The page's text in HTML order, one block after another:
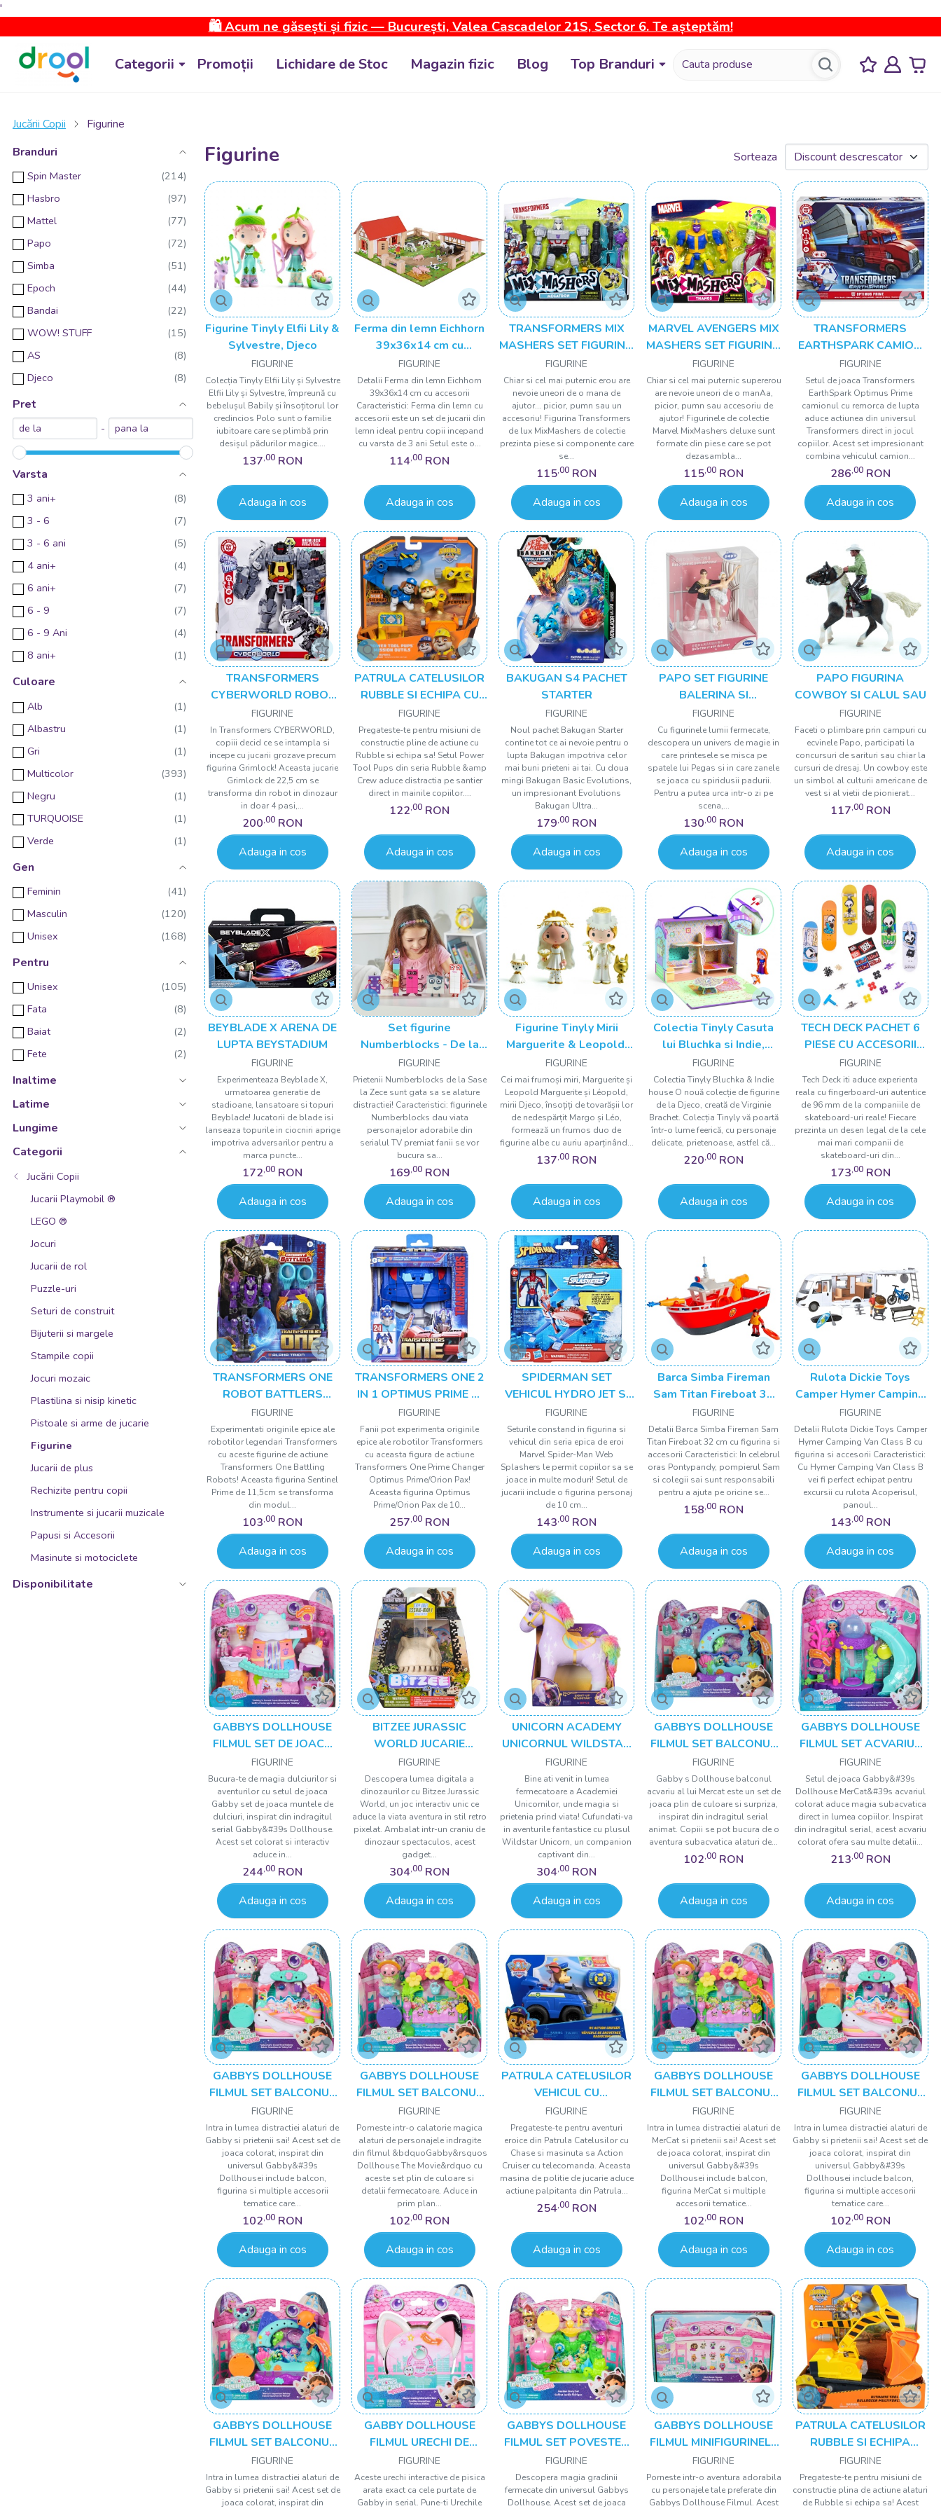
'
🛍️ Acum ne găsești și fizic — București, Valea Cascadelor 21S, Sector 6. Te așteptăm!
Categorii Promoții Lichidare de Stoc Magazin fizic Blog Top Branduri
Jucării Copii
Figurine
Branduri
Spin Master
Hasbro
Mattel
Papo
Simba
Epoch
Bandai
WOW! STUFF
AS
Djeco
Hape
Bruder
Hand2Mind
Pret
-
Varsta
3 ani+
3 - 6
3 - 6 ani
4 ani+
6 ani+
6 - 9
6 - 9 Ani
8 ani+
Culoare
Alb
Albastru
Gri
Multicolor
Negru
TURQUOISE
Verde
Gen
Feminin
Masculin
Unisex
Pentru
Unisex
Fata
Baiat
Fete
Inaltime
Latime
Lungime
Categorii
Jucării Copii
Jucarii Playmobil ®
LEGO ®
Jocuri
Jucarii de rol
Puzzle-uri
Seturi de construit
Bijuterii si margele
Stampile copii
Jocuri mozaic
Plastilina si nisip kinetic
Pistoale si arme de jucarie
Figurine
Jucarii de plus
Rechizite pentru copii
Instrumente si jucarii muzicale
Papusi si Accesorii
Masinute si motociclete
Disponibilitate
Figurine Sorteaza
Figurine Tinyly Elfii Lily &
Sylvestre, Djeco
FIGURINE
Colecția Tinyly Elfii Lily și Sylvestre
Elfii Lily și Sylvestre, împreună cu
bebelușul Babily și însoțitorul lor
credincios Polo sunt o familie
iubitoare care se plimbă prin
desișul pădurilor magice....
137,00 RON
Adauga in cos
Ferma din lemn Eichhorn
39x36x14 cm cu
accesorii
FIGURINE
Detalii Ferma din lemn Eichhorn
39x36x14 cm cu accesorii
Caracteristici: Ferma din lemn cu
accesorii este un set de jucarii din
lemn ideal pentru copii incepand
cu varsta de 3 ani Setul este o...
114,00 RON
Adauga in cos
TRANSFORMERS MIX
MASHERS SET FIGURINA
MEGATRON 12CM SI
ACCESORII
FIGURINE
Chiar si cel mai puternic erou are
nevoie uneori de o mana de
ajutor... picior, pumn sau un
accesoriu! Figurina Transformers
de lux MixMashers de colectie
prezinta piese si componente care
se...
115,00 RON
Adauga in cos
MARVEL AVENGERS MIX
MASHERS SET FIGURINA
THANOS 12CM SI
ACCESORII
FIGURINE
Chiar si cel mai puternic supererou
are nevoie uneori de o manAa,
picior, pumn sau accesoriu de
ajutor! Figurinele de colectie
Marvel MixMashers deluxe sunt
formate din piese care se pot
dezasambla...
115,00 RON
Adauga in cos
TRANSFORMERS
EARTHSPARK CAMION
CU REMORCA DE LUPTA
OPTIMUS PRIME
FIGURINE
Setul de joaca Transformers
EarthSpark Optimus Prime
camionul cu remorca de lupta
aduce actiunea din universul
Transformers direct in jocul
copiilor. Acest set impresionant
combina vehiculul camion...
286,00 RON
Adauga in cos
TRANSFORMERS
CYBERWORLD ROBOT
GRIMLOCK
TRANSFORMABIL IN
DINOZAUR
FIGURINE
In Transformers CYBERWORLD,
copiii decid ce se intampla si
incepe cu jucarii grozave precum
figurina Grimlock! Aceasta jucarie
Grimlock de 22,5 cm se
transforma din robot in dinozaur
in doar 4 pasi,...
200,00 RON
Adauga in cos
PATRULA CATELUSILOR
RUBBLE SI ECHIPA CU
UNELTE DE PUTERE IN
MISIUNE
FIGURINE
Pregateste-te pentru misiuni de
constructie pline de actiune cu
Rubble si echipa sa! Setul Power
Tool Pups din seria Rubble &amp
Crew aduce distractia pe santier
direct in mainile copiilor....
122,00 RON
Adauga in cos
BAKUGAN S4 PACHET
STARTER
FIGURINE
Noul pachet Bakugan Starter
contine tot ce ai nevoie pentru o
lupta Bakugan impotriva celor
mai buni prieteni ai tai. Cu doua
mingi Bakugan Basic Evolutions,
un impresionant Evolutions
Bakugan Ultra...
179,00 RON
Adauga in cos
PAPO SET FIGURINE
BALERINA SI
PARTENERUL EI
FIGURINE
Cu figurinele lumii fermecate,
descopera un univers de magie in
care printesele se misca pe
spatele lui Pegas si in care zanele
se joaca cu spiridusii padurii.
Pentru a putea urca intr-o zi pe
scena,...
130,00 RON
Adauga in cos
PAPO FIGURINA
COWBOY SI CALUL SAU
FIGURINE
Faceti o plimbare prin campuri cu
ecvinele Papo, participati la
concursuri de sarituri sau chiar la
cursuri de dresaj. Un cowboy este
un simbol al culturii americane de
vest si al vietii de pionierat...
117,00 RON
Adauga in cos
BEYBLADE X ARENA DE
LUPTA BEYSTADIUM
FIGURINE
Experimenteaza Beyblade X,
urmatoarea generatie de
stadioane, lansatoare si topuri
Beyblade! Jucatorii de blade isi
lanseaza topurile in ciocniri aprige
impotriva adversarilor pentru a
marca puncte...
172,00 RON
Adauga in cos
Set figurine
Numberblocks - De la
Sase la Zece
FIGURINE
Prietenii Numberblocks de la Sase
la Zece sunt gata sa se alature
distractiei! Caracteristici: figurinele
Numberblocks dau viata
personajelor adorabile din
serialul TV premiat fanii se vor
bucura sa...
169,00 RON
Adauga in cos
Figurine Tinyly Mirii
Marguerite & Leopold,
Djeco
FIGURINE
Cei mai frumoși miri, Marguerite și
Leopold Marguerite și Léopold,
mirii Djeco, însoțiți de tovarășii lor
de nedespărțit Margo și Léo,
formează un frumos duo de
figurine albe cu auriu aparținând...
137,00 RON
Adauga in cos
Colectia Tinyly Casuta
lui Bluchka si Indie,
Djeco
FIGURINE
Colectia Tinyly Bluchka & Indie
house O nouă colecție de figurine
de la Djeco, creată de Virginie
Brachet. Colecția Tinyly vă poartă
într-o lume feerică, cu personaje
delicate, prietenoase, astfel că...
220,00 RON
Adauga in cos
TECH DECK PACHET 6
PIESE CU ACCESORII
FINGERBOARD BLIND
FIGURINE
Tech Deck iti aduce experienta
reala cu fingerboard-uri autentice
de 96 mm de la companiile de
skateboard-uri reale! Fiecare
prezinta un desen legal de la cele
mai mari companii de
skateboard-uri din...
173,00 RON
Adauga in cos
TRANSFORMERS ONE
ROBOT BATTLERS
FIGURINA ALPHA TRION
11.5CM
FIGURINE
Experimentati originile epice ale
robotilor legendari Transformers
cu aceste figurine de actiune
Transformers One Battling
Robots! Aceasta figurina Sentinel
Prime de 11,5cm se transforma
din modul...
103,00 RON
Adauga in cos
TRANSFORMERS ONE 2
IN 1 OPTIMUS PRIME SI
MASCA
FIGURINE
Fanii pot experimenta originile
epice ale robotilor Transformers
cu aceasta figura de actiune
Transformers One Prime Changer
Optimus Prime/Orion Pax!
Aceasta figurina Optimus
Prime/Orion Pax de 10...
257,00 RON
Adauga in cos
SPIDERMAN SET
VEHICUL HYDRO JET SI
FIGURINA SPIDER MAN
10CM
FIGURINE
Seturile constand in figurina si
vehicul din seria epica de eroi
Marvel Spider-Man Web
Splashers le permit copiilor sa se
joace in multe moduri! Setul de
jucarii include o figurina personaj
de 10 cm...
143,00 RON
Adauga in cos
Barca Simba Fireman
Sam Titan Fireboat 32
cm cu figurina si accesorii
FIGURINE
Detalii Barca Simba Fireman Sam
Titan Fireboat 32 cm cu figurina si
accesorii Caracteristici: In celebrul
oras Pontypandy, pompierul Sam
si colegii sai sunt responsabili
pentru a ajuta pe oricine se...
158,00 RON
Adauga in cos
Rulota Dickie Toys
Camper Hymer Camping
Van Class B cu figurina si
accesorii
FIGURINE
Detalii Rulota Dickie Toys Camper
Hymer Camping Van Class B cu
figurina si accesorii Caracteristici:
Cu Hymer Camping Van Class B
vei fi perfect echipat pentru
excursii cu rulota Acoperisul,
panoul...
143,00 RON
Adauga in cos
GABBYS DOLLHOUSE
FILMUL SET DE JOACA
MUNTELE DE DULCIURI A
LUI GABBY
FIGURINE
Bucura-te de magia dulciurilor si
aventurilor cu setul de joaca
Gabby set de joaca muntele de
dulciuri, inspirat din indragitul
serial Gabby&#39s Dollhouse.
Acest set colorat si interactiv
aduce in...
244,00 RON
Adauga in cos
BITZEE JURASSIC
WORLD JUCARIE
INTERACTIVA
DINOZAUR
FIGURINE
Descopera lumea digitala a
dinozaurilor cu Bitzee Jurassic
World, un joc interactiv unic ce
aduce la viata aventura in stil retro
pixelat. Ambalat intr-un craniu de
dinozaur spectaculos, acest
gadget...
304,00 RON
Adauga in cos
UNICORN ACADEMY
UNICORNUL WILDSTAR
DE PLUS LUMINOS 38CM
FIGURINE
Bine ati venit in lumea
fermecatoare a Academiei
Unicornilor, unde magia si
prietenia prind viata! Cufundati-va
in aventurile fantastice cu plusul
Wildstar Unicorn, un companion
captivant din...
304,00 RON
Adauga in cos
GABBYS DOLLHOUSE
FILMUL SET BALCONUL
ACVARIU SI FIGURINA
MERCAT
FIGURINE
Gabby s Dollhouse balconul
acvariu al lui Mercat este un set de
joaca plin de culoare si surpriza,
inspirat din indragitul serial
animat. Copiii se pot bucura de o
aventura subacvatica alaturi de...
102,00 RON
Adauga in cos
GABBYS DOLLHOUSE
FILMUL SET ACVARIUL
COLORAT CU FIGURINA
SI ACCESORII
FIGURINE
Setul de joaca Gabby&#39s
Dollhouse MerCat&#39s acvariul
colorat aduce magia subacvatica
direct in lumea copiilor. Inspirat
din indragitul serial, acest acvariu
colorat ofera sau multe detalii...
213,00 RON
Adauga in cos
GABBYS DOLLHOUSE
FILMUL SET BALCONUL
DIN DULCIURI AL PISICII
CAKEY CU ACCESORII
FIGURINE
Intra in lumea distractiei alaturi de
Gabby si prietenii sai! Acest set de
joaca colorat, inspirat din
universul Gabby&#39s
Dollhousei include balcon,
figurina si multiple accesorii
tematice care...
102,00 RON
Adauga in cos
GABBYS DOLLHOUSE
FILMUL SET BALCONUL
GRADINA FERMECATA SI
FIGURINA KITTY CU
ACCESORII
FIGURINE
Porneste intr-o calatorie magica
alaturi de personajele indragite
din filmul &bdquoGabby&rsquos
Dollhouse The Movie&rdquo cu
aceste set plin de culoare si
detalii fermecatoare. Aduce in
prim plan...
102,00 RON
Adauga in cos
PATRULA CATELUSILOR
VEHICUL CU
TELECOMANDA ACTION
CRUISER SI FIGURINA
CHASE
FIGURINE
Pregateste-te pentru aventuri
eroice din Patrula Catelusilor cu
Chase si masinuta sa Action
Cruiser cu telecomanda. Aceasta
masina de politie de jucarie aduce
actiune palpitanta din Patrula...
254,00 RON
Adauga in cos
GABBYS DOLLHOUSE
FILMUL SET BALCONUL
GRADINA SI FIGURINA
ZANA REGINA KITTY CU
ACCESORII
FIGURINE
Intra in lumea distractiei alaturi de
MerCat si prietenii sai! Acest set
de joaca colorat, inspirat din
universul Gabby&#39s
Dollhousei include balcon,
figurina MerCat si multiple
accesorii tematice...
102,00 RON
Adauga in cos
GABBYS DOLLHOUSE
FILMUL SET BALCONUL
DIN DULCIURI SI
FIGURINA PISICA CAKEY
CU ACCESORII
FIGURINE
Intra in lumea distractiei alaturi de
Gabby si prietenii sai! Acest set de
joaca colorat, inspirat din
universul Gabby&#39s
Dollhousei include balcon,
figurina si multiple accesorii
tematice care...
102,00 RON
Adauga in cos
GABBYS DOLLHOUSE
FILMUL SET BALCONUL
ACVARIU SI FIGURINA
MERCAT CU ACCESORII
FIGURINE
Intra in lumea distractiei alaturi de
Gabby si prietenii sai! Acest set de
joaca colorat, inspirat din
GABBY DOLLHOUSE
FILMUL URECHI DE
PISICA INTERACTIVE
FIGURINE
Aceste urechi interactive de pisica
arata exact ca cele purtate de
Gabby in serial. Pune-ti Urechile
GABBYS DOLLHOUSE
FILMUL SET POVESTEA
GRADINII
FIGURINE
Descopera magia gradinii
fermecate din universul Gabbys
Dollhouse. Acest set de joaca
GABBYS DOLLHOUSE
FILMUL MINIFIGURINELE
FILMULUI
FIGURINE
Porneste intr-o aventura adorabila
cu personajele tale preferate din
Gabbys Dollhouse Filmul. Acest
PATRULA CATELUSILOR
RUBBLE SI ECHIPA
VEHICUL BULDOZER
MULTIFUNCTIONAL 2 IN
1
FIGURINE
Pregateste-te pentru misiuni de
constructie plina de actiune alaturi
de Rubble si echipa sa! Acest